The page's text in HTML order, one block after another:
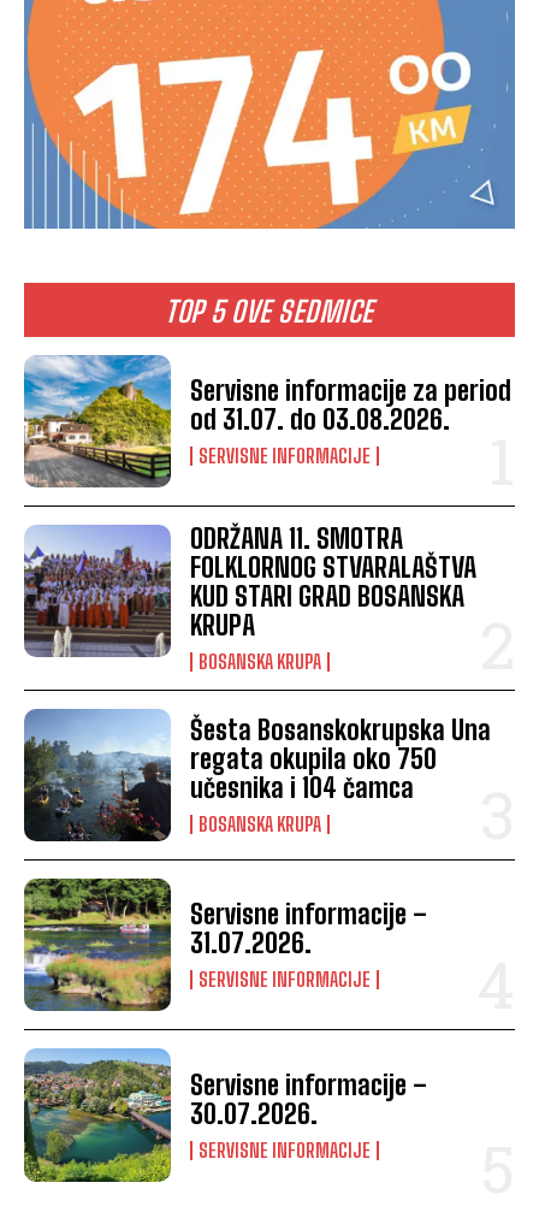
TOP 5 OVE SEDMICE
Servisne informacije za period
od 31.07. do 03.08.2026.
SERVISNE INFORMACIJE
ODRŽANA 11. SMOTRA
FOLKLORNOG STVARALAŠTVA
KUD STARI GRAD BOSANSKA
KRUPA
BOSANSKA KRUPA
Šesta Bosanskokrupska Una
regata okupila oko 750
učesnika i 104 čamca
BOSANSKA KRUPA
Servisne informacije –
31.07.2026.
SERVISNE INFORMACIJE
Servisne informacije –
30.07.2026.
SERVISNE INFORMACIJE